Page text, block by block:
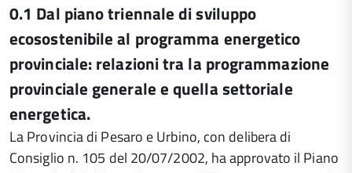
0.1 Dal piano triennale di sviluppo
ecosostenibile al programma energetico
provinciale: relazioni tra la programmazione
provinciale generale e quella settoriale
energetica.
La Provincia di Pesaro e Urbino, con delibera di
Consiglio n. 105 del 20/07/2002, ha approvato il Piano